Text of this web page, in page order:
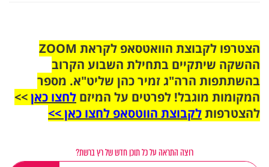
הצטרפו לקבוצת הוואטסאפ לקראת ZOOM
ההשקה שיתקיים בתחילת השבוע הקרוב
בהשתתפות הרה"ג זמיר כהן שליט"א. מספר
המקומות מוגבל! לפרטים על המיזם לחצו כאן>>
להצטרפותלקבוצת הווטסאפ לחצו כאן >>
רוצה התראה על כל תוכן חדש של רץ ברשת?